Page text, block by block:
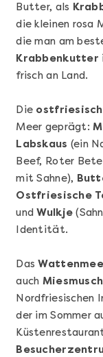
Sushi
Butter, als
die kleinen rosa
die man am
Krabbenkutter
frisch an Land.
Die
Meer geprägt:
Labskaus (ein
Beef, Roter
mit Sahne),
Ostfriesische
undWulkje
Identität.
Das
auch
Nordfriesischen
der im Sommer